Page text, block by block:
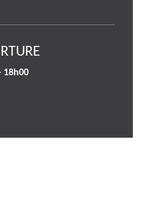
18h00